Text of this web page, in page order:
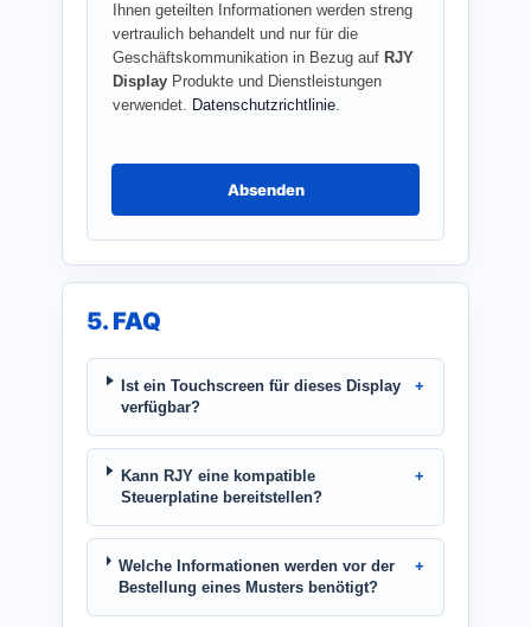
Ihnen geteilten Informationen werden streng
vertraulich behandelt und nur für die
Geschäftskommunikation in Bezug auf RJY
Display Produkte und Dienstleistungen
verwendet. Datenschutzrichtlinie.
Absenden
5. FAQ
Ist ein Touchscreen für dieses Display
verfügbar?
Kann RJY eine kompatible
Steuerplatine bereitstellen?
Welche Informationen werden vor der
Bestellung eines Musters benötigt?